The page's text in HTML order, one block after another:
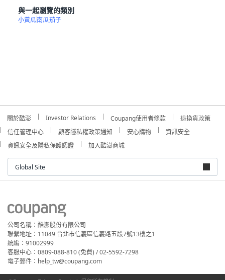
與一起瀏覽的類別
小黃瓜南瓜茄子
關於酷澎 Investor Relations Coupang使用者條款
退換貨政策
信任管理中心
顧客隱私權政策通知 安心購物
資訊安全
資訊安全及隱私保護認證
加入酷澎商城
Global Site
公司名稱：酷澎股份有限公司
聯繫地址：11049 台北市信義區信義路五段7號13樓之1
統編：91002999
客服中心：0809-088-810 (免費) / 02-5592-7298
電子郵件：help_tw@coupang.com